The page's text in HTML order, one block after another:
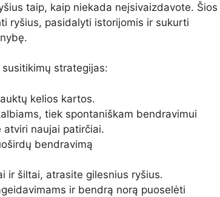
taip, kaip niekada neįsivaizdavote. Šios
ryšius, pasidalyti istorijomis ir sukurti
strategijas:
kelios kartos.
tiek spontaniškam bendravimui
naujai patirčiai.
bendravimą
ir šiltai, atrasite gilesnius ryšius.
ir bendrą norą puoselėti